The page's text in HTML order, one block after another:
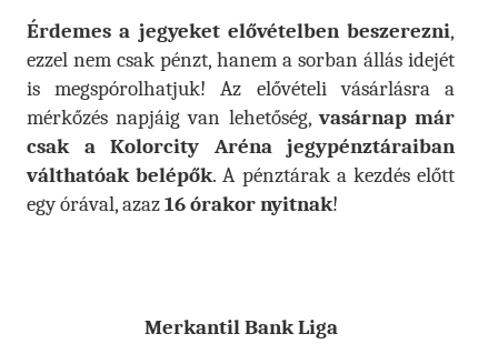
Érdemes a jegyeket elővételben beszerezni,
ezzel nem csak pénzt, hanem a sorban állás idejét
is megspórolhatjuk! Az elővételi vásárlásra a
mérkőzés napjáig van lehetőség,vasárnap már
csak a Kolorcity Aréna jegypénztáraiban
válthatóak belépők. A pénztárak a kezdés előtt
egy órával, azaz16 órakor nyitnak!
Merkantil Bank Liga